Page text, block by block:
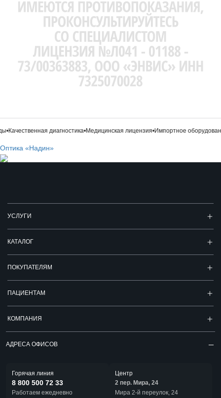
•Качественная диагностика•Медицинская лицензия•Импортное
Оптика «Надин»
УСЛУГИ
КАТАЛОГ
ПОКУПАТЕЛЯМ
ПАЦИЕНТАМ
КОМПАНИЯ
АДРЕСА ОФИСОВ
Горячая линия
8 800 500 72 33
Работаем ежедневно
Центр
2 пер. Мира, 24
Мира 2-й переулок, 24